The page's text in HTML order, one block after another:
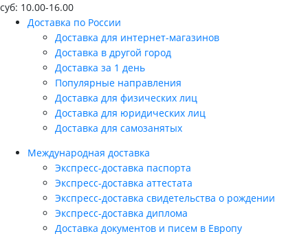
суб: 10.00-16.00
Доставка по России
Доставка для интернет-магазинов
Доставка в другой город
Доставка за 1 день
Популярные направления
Доставка для физических лиц
Доставка для юридических лиц
Доставка для самозанятых
Международная доставка
Экспресс-доставка паспорта
Экспресс-доставка аттестата
Экспресс-доставка свидетельства о рождении
Экспресс-доставка диплома
Доставка документов и писем в Европу